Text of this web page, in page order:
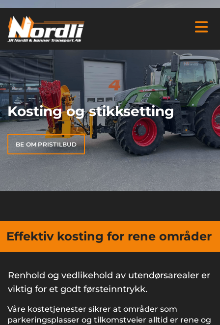
Kosting og stikksetting
BE OM PRISTILBUD
Effektiv kosting for rene områder
Renhold og vedlikehold av utendørsarealer er
viktig for et godt førsteinntrykk.
Våre kostetjenester sikrer at områder som
parkeringsplasser og tilkomstveier alltid er rene og